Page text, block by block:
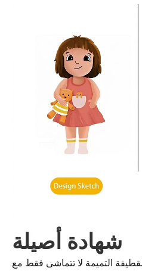
شهادة أصيلة
التميمة لا تتماشى فقط مع